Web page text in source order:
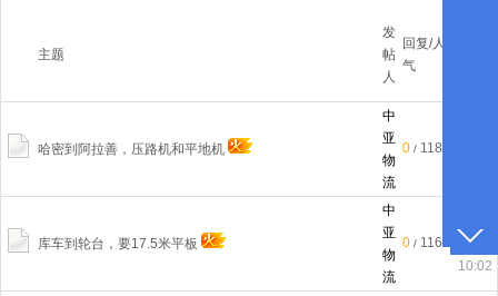
主题
发
帖
人
回复/人
气
哈密到阿拉善，压路机和平地机
中
亚
物
流
0 / 1182
库车到轮台，要17.5米平板
中
亚
物
流
0 / 1161
03-08
10:02